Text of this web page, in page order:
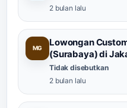
2 bulan lalu
MG
Lowongan
(Surabaya) di
Tidak disebutkan
2 bulan lalu